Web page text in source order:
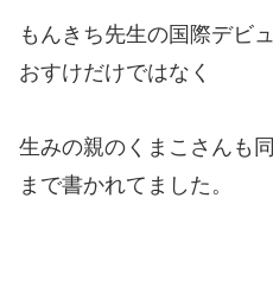
もんきち先生の国際デビ
おすけだけではなく
生みの親のくまこさんも
まで書かれてました。